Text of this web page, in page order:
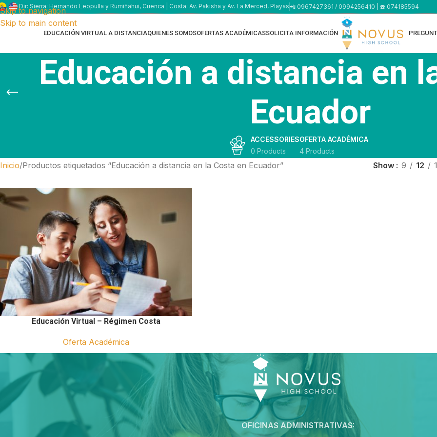
Skip to navigation
Skip to main content
Dir: Sierra: Hernando Leopulla y Rumiñahui, Cuenca | Costa: Av. Pakisha y Av. La Merced, Playas📲 0967427361 / 0994256410 | ☎️ 074185594
EDUCACIÓN VIRTUAL A DISTANCIAQUIENES SOMOSOFERTAS ACADÉMICASSOLICITA INFORMACIÓN
Educación a distancia en
Ecuador
ACCESSORIES
0 Products
OFERTA ACADÉMICA
4 Products
Inicio Productos etiquetados “Educación a distancia en la Costa en Ecuador” Show 9 12
Educación Virtual – Régimen Costa
Oferta Académica
OFICINAS ADMINISTRATIVAS: